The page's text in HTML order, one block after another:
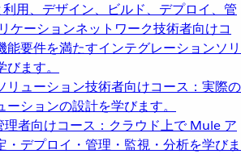
用、デザイン、ビルド、デプロイ、管
ケーションネットワーク技術者向けコ
能要件を満たすインテグレーションソリ
ます。
リューション技術者向けコース：実際の
ションの設計を学びます。
理者向けコース：クラウド上で Mule ア
・デプロイ・管理・監視・分析を学びま